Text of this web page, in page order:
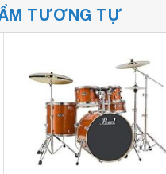
TƯƠNG TỰ